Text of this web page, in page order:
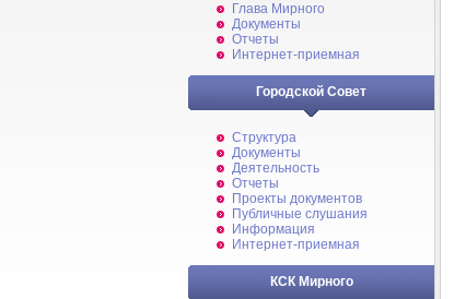
Глава Мирного
Документы
Отчеты
Интернет-приемная
Городской Совет
Структура
Документы
Деятельность
Отчеты
Проекты документов
Публичные слушания
Информация
Интернет-приемная
КСК Мирного